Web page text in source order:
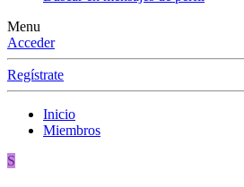
Menu
Acceder
Regístrate
Inicio
Miembros
S